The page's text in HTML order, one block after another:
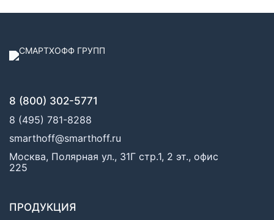
8 (800) 302-5771
8 (495) 781-8288
smarthoff@smarthoff.ru
Москва, Полярная ул., 31Г стр.1, 2 эт., офис
225
ПРОДУКЦИЯ